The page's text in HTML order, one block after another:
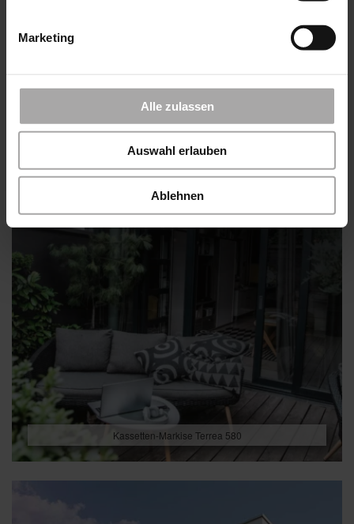
Marketing
Alle zulassen
Auswahl erlauben
Ablehnen
Kassetten-Markise Terrea 550
Kassetten-Markise Terrea 580